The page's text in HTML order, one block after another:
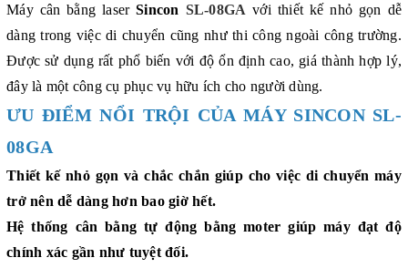
Máy cân bằng laserSincon SL-08GA với thiết kế nhỏ gọn dễ
dàng trong việc di chuyển cũng như thi công ngoài công trường.
Được sử dụng rất phổ biến với độ ổn định cao, giá thành hợp lý,
đây là một công cụ phục vụ hữu ích cho người dùng.
ƯU ĐIỂM NỔI TRỘI CỦA MÁY SINCON SL-
08GA
Thiết kế nhỏ gọn và chắc chắn giúp cho việc di chuyển máy
trở nên dễ dàng hơn bao giờ hết.
Hệ thống cân bằng tự động bằng moter giúp máy đạt độ
chính xác gần như tuyệt đối.